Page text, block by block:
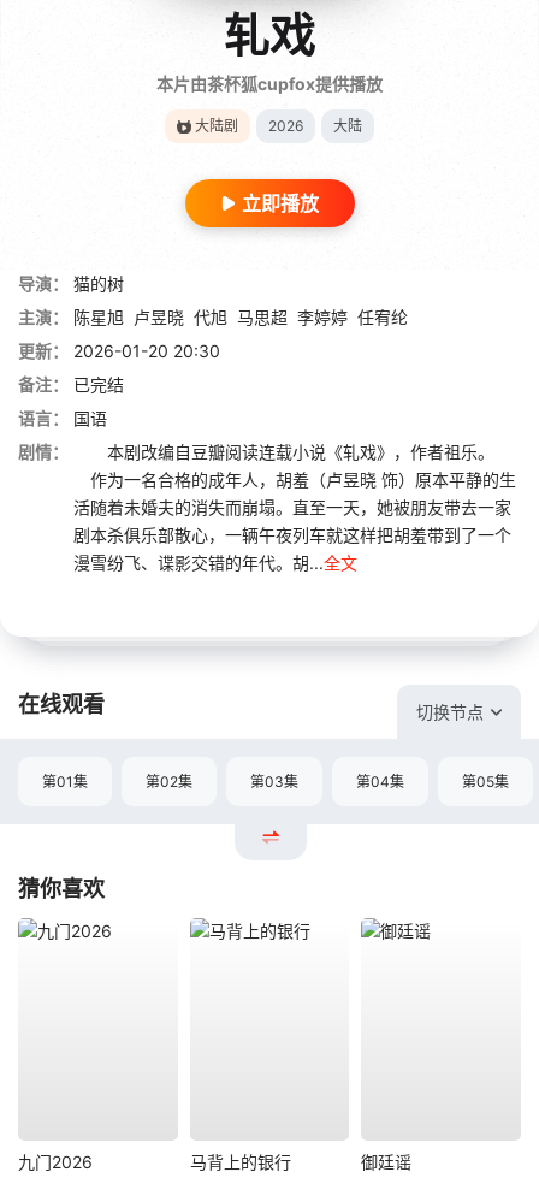
轧戏
本片由茶杯狐cupfox提供播放
大陆剧 2026 大陆
立即播放
导演：
猫的树
主演：
陈星旭 卢昱晓 代旭 马思超 李婷婷 任宥纶
更新：
2026-01-20 20:30
备注：
已完结
语言：
国语
剧情：
本剧改编自豆瓣阅读连载小说《轧戏》，作者祖乐。
作为一名合格的成年人，胡羞（卢昱晓 饰）原本平静的生
活随着未婚夫的消失而崩塌。直至一天，她被朋友带去一家
剧本杀俱乐部散心，一辆午夜列车就这样把胡羞带到了一个
漫雪纷飞、谍影交错的年代。胡...全文
在线观看 切换节点
第01集 第02集 第03集 第04集 第05集
猜你喜欢
九门2026 马背上的银行 御廷谣